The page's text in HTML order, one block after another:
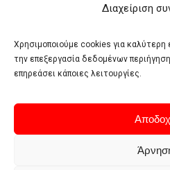
Διαχείριση
Χρησιμοποιούμε cookies για καλύτερη
την επεξεργασία δεδομένων
επηρεάσει κάποιες λειτουργίες.
Πολυτέλεια δεν είναι το αντίθετο της